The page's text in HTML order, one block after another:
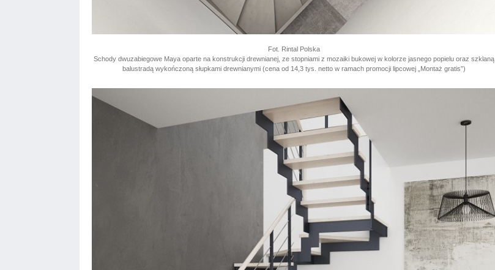
Fot. Rintal Polska
Schody dwuzabiegowe Maya oparte na konstrukcji drewnianej, ze stopniami z mozaiki bukowej w kolorze jasnego popielu oraz szklaną
balustradą wykończoną słupkami drewnianymi (cena od 14,3 tys. netto w ramach promocji lipcowej „Montaż gratis”)